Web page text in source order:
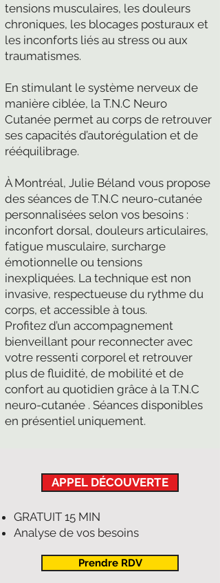
tensions musculaires, les douleurs
chroniques, les blocages posturaux et
les inconforts liés au stress ou aux
traumatismes.
En stimulant le système nerveux de
manière ciblée, la T.N.C Neuro
Cutanée permet au corps de retrouver
ses capacités d’autorégulation et de
rééquilibrage.
À Montréal, Julie Béland vous propose
des séances de T.N.C neuro-cutanée
personnalisées selon vos besoins :
inconfort dorsal, douleurs articulaires,
fatigue musculaire, surcharge
émotionnelle ou tensions
inexpliquées. La technique est non
invasive, respectueuse du rythme du
corps, et accessible à tous.
Profitez d’un accompagnement
bienveillant pour reconnecter avec
votre ressenti corporel et retrouver
plus de fluidité, de mobilité et de
confort au quotidien grâce à la T.N.C
neuro-cutanée . Séances disponibles
en présentiel uniquement.
APPEL DÉCOUVERTE
GRATUIT 15 MIN
Analyse de vos besoins
Prendre RDV